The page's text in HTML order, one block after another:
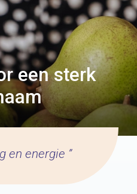
een sterk
en energie ”